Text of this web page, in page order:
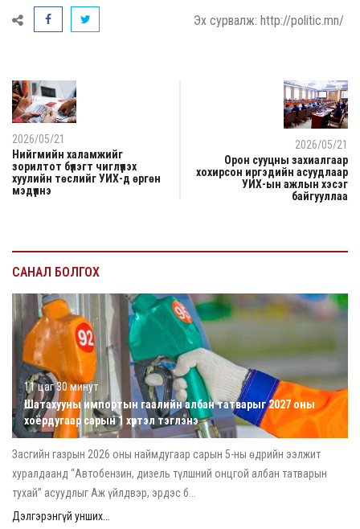
Эх сурвалж: http://politic.mn/
2026/05/21
Нийгмийн халамжийг
зорилтот бүлэгт чиглүүлэх
хуулийн төслийг УИХ-д өргөн
мэдүүлнэ
2026/05/21
Орон сууцны захиалгаар
хохирсон иргэдийн асуудлаар
УИХ-ын ажлын хэсэг
байгууллаа
САНАЛ БОЛГОХ
11 цаг 30 минут
Шатахууны импортын гаалийн албан татварыг 2027 оны
хоёрдугаар сарын 1 хүртэл тэглэнэ
Засгийн газрын 2026 оны наймдугаар сарын 5-ны өдрийн ээлжит
хуралдаанд “Автобензин, дизель түлшний онцгой албан татварын
тухай” асуудлыг Аж үйлдвэр, эрдэс б...
Дэлгэрэнгүй унших...